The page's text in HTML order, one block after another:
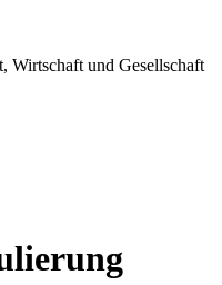
Wirtschaft und Gesellschaft